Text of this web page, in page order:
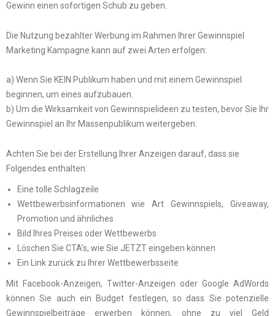
Gewinn einen sofortigen Schub zu geben.
Die Nutzung bezahlter Werbung im Rahmen Ihrer Gewinnspiel
Marketing Kampagne kann auf zwei Arten erfolgen:
a) Wenn Sie KEIN Publikum haben und mit einem Gewinnspiel
beginnen, um eines aufzubauen.
b) Um die Wirksamkeit von Gewinnspielideen zu testen, bevor Sie Ihr
Gewinnspiel an Ihr Massenpublikum weitergeben.
Achten Sie bei der Erstellung Ihrer Anzeigen darauf, dass sie
Folgendes enthalten:
Eine tolle Schlagzeile
Wettbewerbsinformationen wie Art Gewinnspiels, Giveaway,
Promotion und ähnliches
Bild Ihres Preises oder Wettbewerbs
Löschen Sie CTA’s, wie Sie JETZT eingeben können
Ein Link zurück zu Ihrer Wettbewerbsseite
Mit Facebook-Anzeigen, Twitter-Anzeigen oder Google AdWords
können Sie auch ein Budget festlegen, so dass Sie potenzielle
Gewinnspielbeiträge erwerben können, ohne zu viel Geld